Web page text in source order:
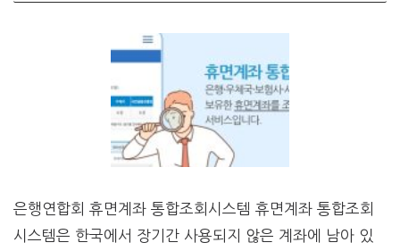
은행연합회 휴면계좌 통합조회시스템 휴면계좌 통합조회
시스템은 한국에서 장기간 사용되지 않은 계좌에 남아 있